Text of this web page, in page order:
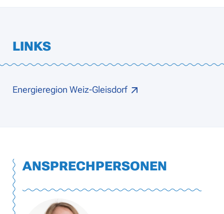
LINKS
Energieregion Weiz-Gleisdorf
ANSPRECHPERSONEN